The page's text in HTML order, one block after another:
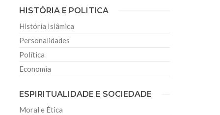
HISTÓRIA E POLITICA
História Islâmica
Personalidades
Política
Economia
ESPIRITUALIDADE E SOCIEDADE
Moral e Ética